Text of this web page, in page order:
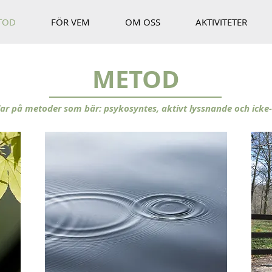
FÖR VEM OM OSS AKTIVITETER
METOD
på metoder som bär: psykosyntes, aktivt lyssnande och